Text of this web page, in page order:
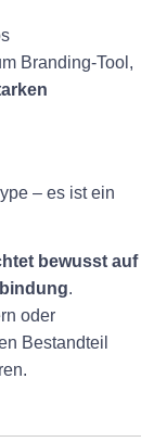
Branding-Tool,
– es ist ein
bewusst auf
.
oder
Bestandteil